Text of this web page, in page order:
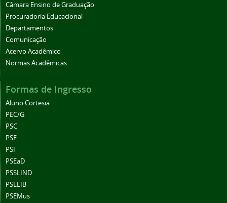
Câmara Ensino de Graduação
Procuradoria Educacional
Departamentos
Comunicação
Acervo Acadêmico
Normas Acadêmicas
Formas de Ingresso
Aluno Cortesia
PEC/G
PSC
PSE
PSI
PSEaD
PSSLIND
PSELIB
PSEMus